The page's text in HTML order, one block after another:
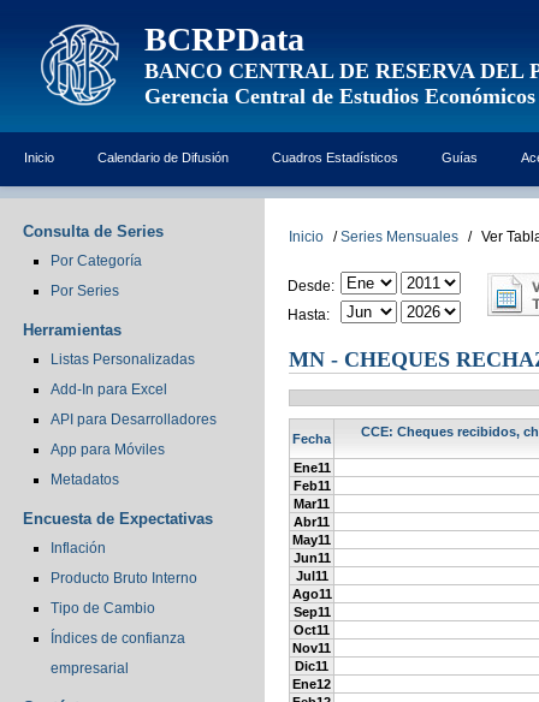
BCRPData
BANCO CENTRAL DE RESERVA DEL
Gerencia Central de Estudios Económicos
Inicio Calendario de Difusión Cuadros Estadísticos Guías
Consulta de Series
Por Categoría
Por Series
Herramientas
Listas Personalizadas
Add-In para Excel
API para Desarrolladores
App para Móviles
Metadatos
Encuesta de Expectativas
Inflación
Producto Bruto Interno
Tipo de Cambio
Índices de confianza
empresarial
Inicio / Series Mensuales / Ver
Desde:
Hasta:
MN - CHEQUES
Fecha CCE: Cheques recibidos,
Ene11
Feb11
Mar11
Abr11
May11
Jun11
Jul11
Ago11
Sep11
Oct11
Nov11
Dic11
Ene12